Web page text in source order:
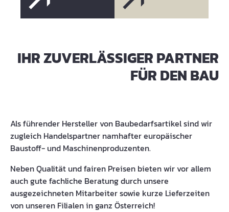
IHR ZUVERLÄSSIGER PARTNER
FÜR DEN BAU
Als führender Hersteller von Baubedarfsartikel sind wir
zugleich Handelspartner namhafter europäischer
Baustoff- und Maschinenproduzenten.
Neben Qualität und fairen Preisen bieten wir vor allem
auch gute fachliche Beratung durch unsere
ausgezeichneten Mitarbeiter sowie kurze Lieferzeiten
von unseren Filialen in ganz Österreich!